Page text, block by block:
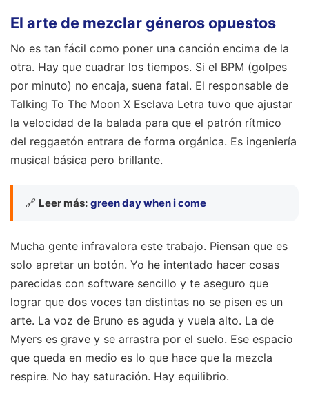
El arte de mezclar géneros opuestos
No es tan fácil como poner una canción encima de la
otra. Hay que cuadrar los tiempos. Si el BPM (golpes
por minuto) no encaja, suena fatal. El responsable de
Talking To The Moon X Esclava Letra tuvo que ajustar
la velocidad de la balada para que el patrón rítmico
del reggaetón entrara de forma orgánica. Es ingeniería
musical básica pero brillante.
🔗 Leer más: green day when i come
Mucha gente infravalora este trabajo. Piensan que es
solo apretar un botón. Yo he intentado hacer cosas
parecidas con software sencillo y te aseguro que
lograr que dos voces tan distintas no se pisen es un
arte. La voz de Bruno es aguda y vuela alto. La de
Myers es grave y se arrastra por el suelo. Ese espacio
que queda en medio es lo que hace que la mezcla
respire. No hay saturación. Hay equilibrio.